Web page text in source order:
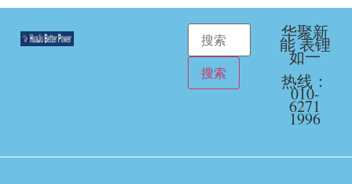
华聚新
能 表锂
如一
热线：
010-
6271
1996